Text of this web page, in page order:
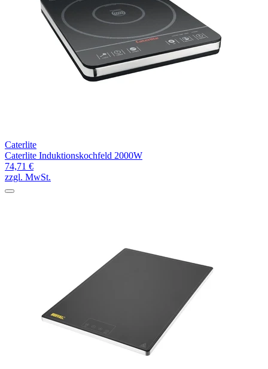
Caterlite
Caterlite Induktionskochfeld 2000W
74,71 €
zzgl. MwSt.